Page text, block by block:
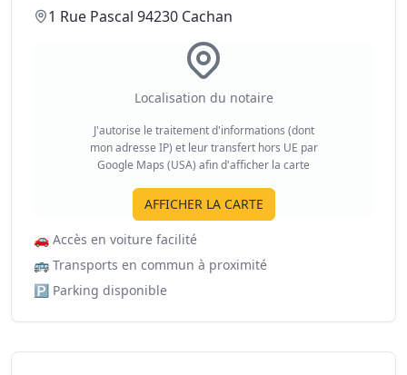
1 Rue Pascal 94230 Cachan
Localisation du notaire
J'autorise le traitement d'informations (dont
mon adresse IP) et leur transfert hors UE par
Google Maps (USA) afin d'afficher la carte
AFFICHER LA CARTE
🚗 Accès en voiture facilité
🚌 Transports en commun à proximité
🅿️ Parking disponible